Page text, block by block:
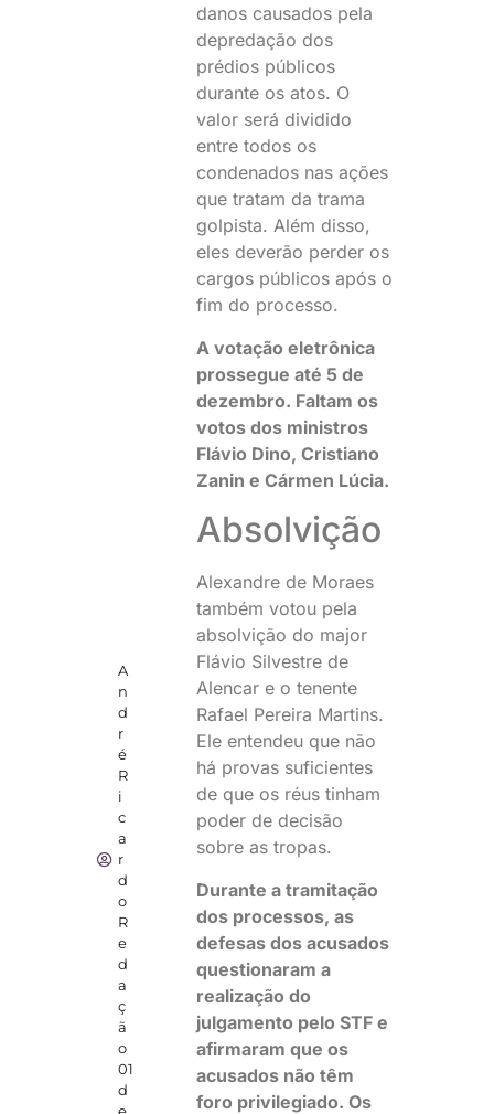
A
n
d
r
é
R
i
c
a
r
d
o
R
e
d
a
ç
ã
o
01
d
danos causados pela
depredação dos
prédios públicos
durante os atos. O
valor será dividido
entre todos os
condenados nas ações
que tratam da trama
golpista. Além disso,
eles deverão perder os
cargos públicos após o
fim do processo.
A votação eletrônica
prossegue até 5 de
dezembro. Faltam os
votos dos ministros
Flávio Dino, Cristiano
Zanin e Cármen Lúcia.
Absolvição
Alexandre de Moraes
também votou pela
absolvição do major
Flávio Silvestre de
Alencar e o tenente
Rafael Pereira Martins.
Ele entendeu que não
há provas suficientes
de que os réus tinham
poder de decisão
sobre as tropas.
Durante a tramitação
dos processos, as
defesas dos acusados
questionaram a
realização do
julgamento pelo STF e
afirmaram que os
acusados não têm
foro privilegiado. Os